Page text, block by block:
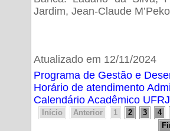
Jardim, Jean-Claude M’Peko
Atualizado em 12/11/2024
Programa de Gestão e
Horário de atendimento
Calendário Acadêmico
Início Anterior 1 2 3
4